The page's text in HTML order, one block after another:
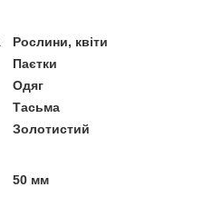
Рослини, квіти
Паєтки
Одяг
Тасьма
Золотистий
50 мм